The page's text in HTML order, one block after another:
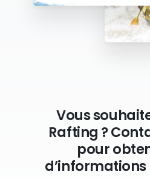
Vous
Rafting ?
pour